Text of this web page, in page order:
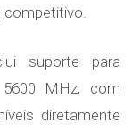
competitivo.
suporte para
MHz, com
diretamente